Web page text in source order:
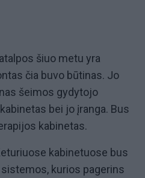
šiuo metu yra
čia buvo būtinas. Jo
šeimos gydytojo
bei jo įranga. Bus
kabinetas.
kabinetuose bus
kurios pagerins